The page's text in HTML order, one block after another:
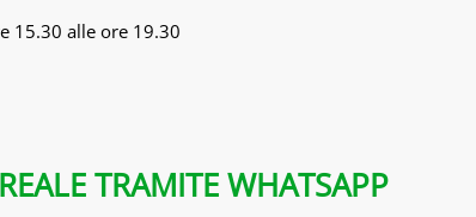
15.30 alle ore 19.30
TRAMITE WHATSAPP